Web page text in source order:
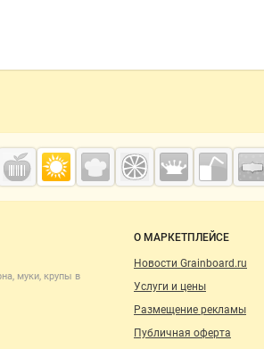
информация
проекты
Grainboard.ru
контакты
муки, крупы в
Навигация по
О МАРКЕТПЛЕЙСЕ
Новости Grainboard.ru
Услуги и цены
Размещение рекламы
Публичная оферта